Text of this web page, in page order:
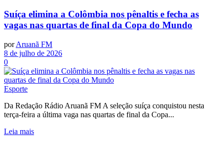
Suíça elimina a Colômbia nos pênaltis e fecha as
vagas nas quartas de final da Copa do Mundo
por Aruanã FM
8 de julho de 2026
0
Esporte
Da Redação Rádio Aruanã FM A seleção suíça conquistou nesta
terça-feira a última vaga nas quartas de final da Copa...
Leia mais